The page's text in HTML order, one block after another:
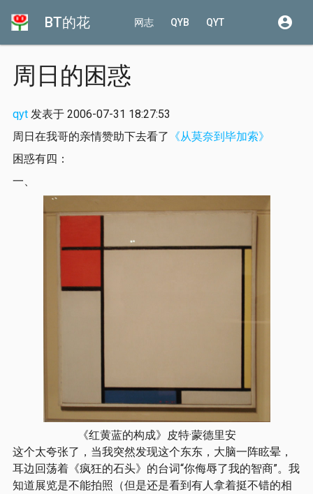
BT的花 网志 QYB QYT account_circle
周日的困惑
qyt 发表于 2006-07-31 18:27:53
周日在我哥的亲情赞助下去看了 《从莫奈到毕加索》
困惑有四：
一、
《红黄蓝的构成》皮特·蒙德里安
这个太夸张了，当我突然发现这个东东，大脑一阵眩晕，
耳边回荡着《疯狂的石头》的台词“你侮辱了我的智商”。我
知道展览是不能拍照（但是还是看到有人拿着挺不错的相